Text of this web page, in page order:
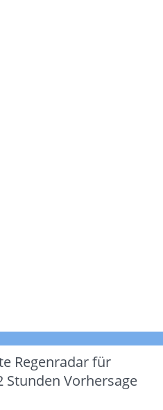
Regenradar für
Stunden Vorhersage